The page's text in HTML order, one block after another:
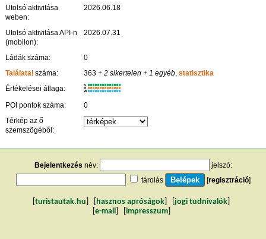
Utolsó aktivitása
weben:
2026.06.18
Utolsó aktivitása API-n
(mobilon):
2026.07.31
Ládák száma:
0
Találatai száma: 363 + 2 sikertelen + 1 egyéb,statisztika
Értékelései átlaga:
K
R
W
POI pontok száma:
0
Térkép az ő
szemszögéből:
Bejelentkezés név:
jelszó:
tárolás
[regisztráció]
turistautak.hu hasznos apróságok jogi tudnivalók
e-mail impresszum]